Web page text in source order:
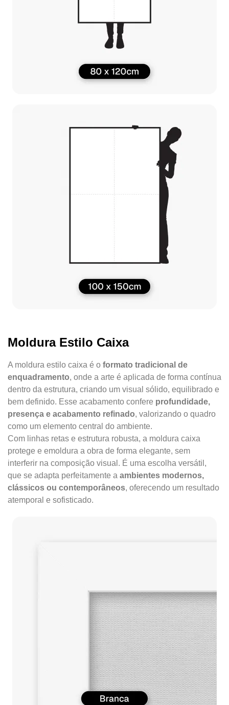
Moldura Estilo Caixa
A moldura estilo caixa é o formato tradicional de
enquadramento, onde a arte é aplicada de forma contínua
dentro da estrutura, criando um visual sólido, equilibrado e
bem definido. Esse acabamento confere profundidade,
presença e acabamento refinado, valorizando o quadro
como um elemento central do ambiente.
Com linhas retas e estrutura robusta, a moldura caixa
protege e emoldura a obra de forma elegante, sem
interferir na composição visual. É uma escolha versátil,
que se adapta perfeitamente a ambientes modernos,
clássicos ou contemporâneos, oferecendo um resultado
atemporal e sofisticado.